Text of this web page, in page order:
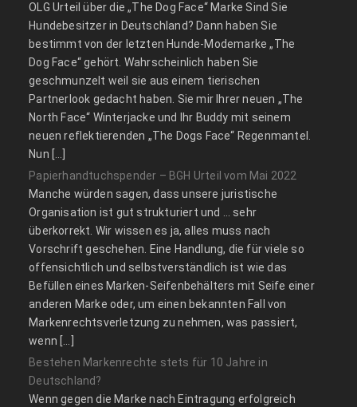
OLG Urteil über die „The Dog Face“ Marke Sind Sie
Hundebesitzer in Deutschland? Dann haben Sie
bestimmt von der letzten Hunde-Modemarke „The
Dog Face“ gehört. Wahrscheinlich haben Sie
geschmunzelt weil sie aus einem tierischen
Partnerlook gedacht haben. Sie mir Ihrer neuen „The
North Face“ Winterjacke und Ihr Buddy mit seinem
neuen reflektierenden „The Dogs Face“ Regenmantel.
Nun […]
Papierhandtuchspender – BGH Urteil vom Mai 2022
Manche würden sagen, dass unsere juristische
Organisation ist gut strukturiert und … sehr
überkorrekt. Wir wissen es ja, alles muss nach
Vorschrift geschehen. Eine Handlung, die für viele so
offensichtlich und selbstverständlich ist wie das
Befüllen eines Marken-Seifenbehälters mit Seife einer
anderen Marke oder, um einen bekannten Fall von
Markenrechtsverletzung zu nehmen, was passiert,
wenn […]
Bestehen Markenrechte stets für 10 Jahre in
Deutschland?
Wenn gegen die Marke nach Eintragung erfolgreich